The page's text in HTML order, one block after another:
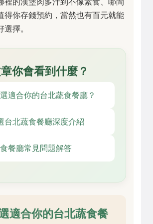
裡的漢堡肉多汁到不像素食、哪間
得你存錢預約，當然也有百元就能
選擇。
你會看到什麼？
適合你的台北蔬食餐廳？
台北蔬食餐廳深度介紹
餐廳常見問題解答
適合你的台北蔬食餐